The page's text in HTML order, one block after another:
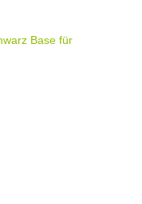
Base für